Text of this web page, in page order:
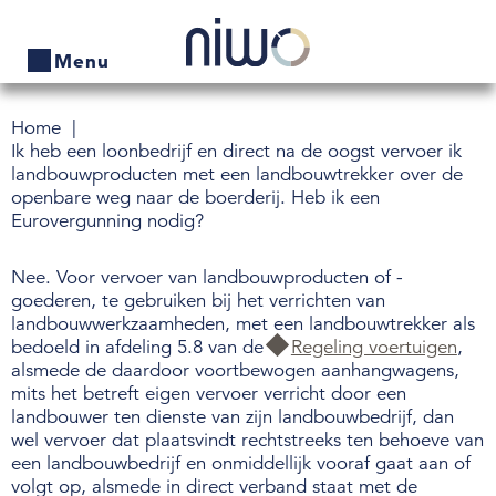
Menu
Home
Producten
Bedrijven zoeken
Actueel
Thema's
Contact
Veelgestelde vragen
Wet- en regelgeving
Home
Ik heb een loonbedrijf en direct na de oogst vervoer ik
landbouwproducten met een landbouwtrekker over de
openbare weg naar de boerderij. Heb ik een
Eurovergunning nodig?
Nee. Voor vervoer van landbouwproducten of -
goederen, te gebruiken bij het verrichten van
landbouwwerkzaamheden, met een landbouwtrekker als
bedoeld in afdeling 5.8 van de
Regeling voertuigen,
alsmede de daardoor voortbewogen aanhangwagens,
mits het betreft eigen vervoer verricht door een
landbouwer ten dienste van zijn landbouwbedrijf, dan
wel vervoer dat plaatsvindt rechtstreeks ten behoeve van
een landbouwbedrijf en onmiddellijk vooraf gaat aan of
volgt op, alsmede in direct verband staat met de